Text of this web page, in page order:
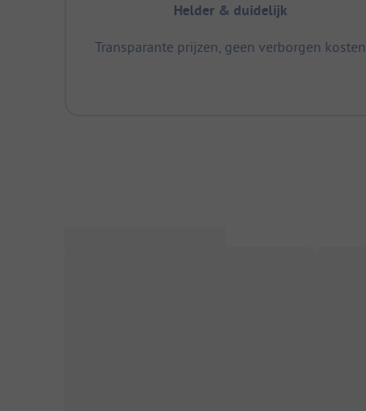
Helder & duidelijk
Transparante prijzen, geen verborgen kosten